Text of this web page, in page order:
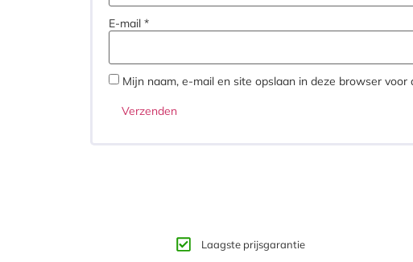
E-mail *
Mijn naam, e-mail en site opslaan in deze browser
Laagste prijsgarantie